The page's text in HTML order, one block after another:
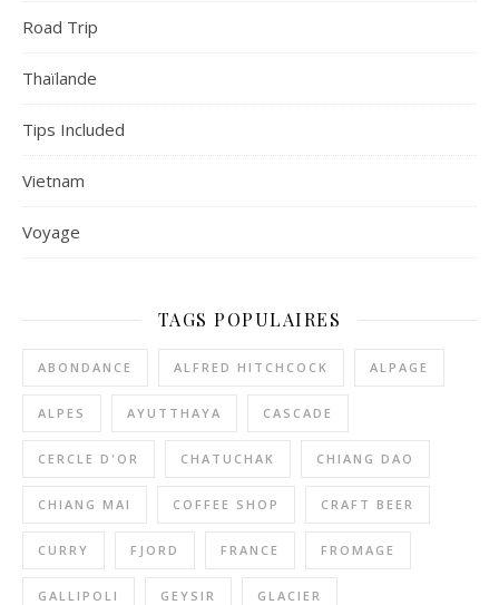
Road Trip
Thaïlande
Tips Included
Vietnam
Voyage
TAGS POPULAIRES
ABONDANCE ALFRED HITCHCOCK ALPAGE
ALPES AYUTTHAYA CASCADE
CERCLE D'OR CHATUCHAK CHIANG DAO
CHIANG MAI COFFEE SHOP CRAFT BEER
CURRY FJORD FRANCE FROMAGE
GALLIPOLI GEYSIR GLACIER